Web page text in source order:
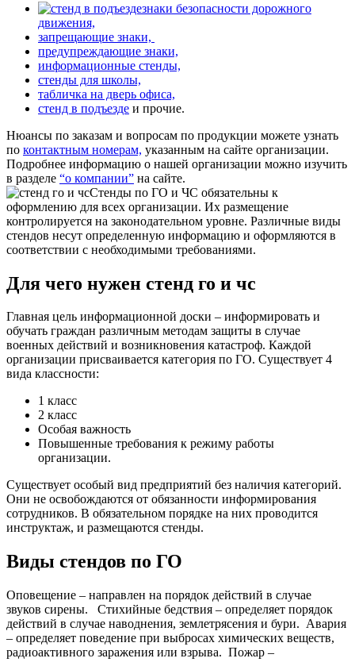
знаки безопасности дорожного
движения,
запрещающие знаки,
предупреждающие знаки,
информационные стенды,
стенды для школы,
табличка на дверь офиса,
стенд в подъезде и прочие.
Нюансы по заказам и вопросам по продукции можете узнать
по контактным номерам, указанным на сайте организации.
Подробнее информацию о нашей организации можно изучить
в разделе “о компании” на сайте.
Стенды по ГО и ЧС обязательны к
оформлению для всех организации. Их размещение
контролируется на законодательном уровне. Различные виды
стендов несут определенную информацию и оформляются в
соответствии с необходимыми требованиями.
Для чего нужен стенд го и чс
Главная цель информационной доски – информировать и
обучать граждан различным методам защиты в случае
военных действий и возникновения катастроф. Каждой
организации присваивается категория по ГО. Существует 4
вида классности:
1 класс
2 класс
Особая важность
Повышенные требования к режиму работы
организации.
Существует особый вид предприятий без наличия категорий.
Они не освобождаются от обязанности информирования
сотрудников. В обязательном порядке на них проводится
инструктаж, и размещаются стенды.
Виды стендов по ГО
Оповещение – направлен на порядок действий в случае
звуков сирены.
Стихийные бедствия – определяет порядок
действий в случае наводнения, землетрясения и бури. Авария
– определяет поведение при выбросах химических веществ,
радиоактивного заражения или взрыва. Пожар –